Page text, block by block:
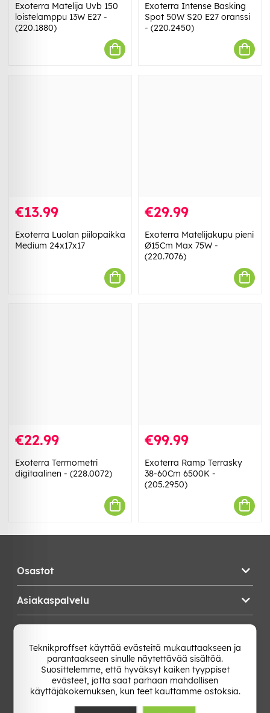
Exoterra Matelija Uvb 150
loistelamppu 13W E27 -
(220.1880)
Exoterra Intense Basking
Spot 50W S20 E27 oranssi
- (220.2450)
€13.99
Exoterra Luolan piilopaikka
Medium 24x17x17
€29.99
Exoterra Matelijakupu pieni
Ø15Cm Max 75W -
(220.7076)
€22.99
Exoterra Termometri
digitaalinen - (228.0072)
€99.99
Exoterra Ramp Terrasky
38-60Cm 6500K -
(205.2950)
Osastot
Asiakaspalvelu
Vaihda Maa
Teknikproffset käyttää evästeitä mukauttaakseen ja
parantaakseen sinulle näytettävää sisältöä.
Suosittelemme, että hyväksyt kaiken tyyppiset
evästeet, jotta saat parhaan mahdollisen
käyttäjäkokemuksen, kun teet kauttamme ostoksia.